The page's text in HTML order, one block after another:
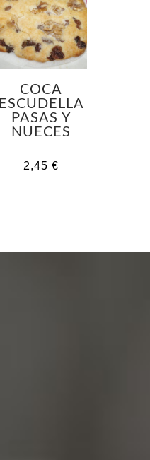
COCA
ESCUDELLA
PASAS Y
NUECES
2,45€